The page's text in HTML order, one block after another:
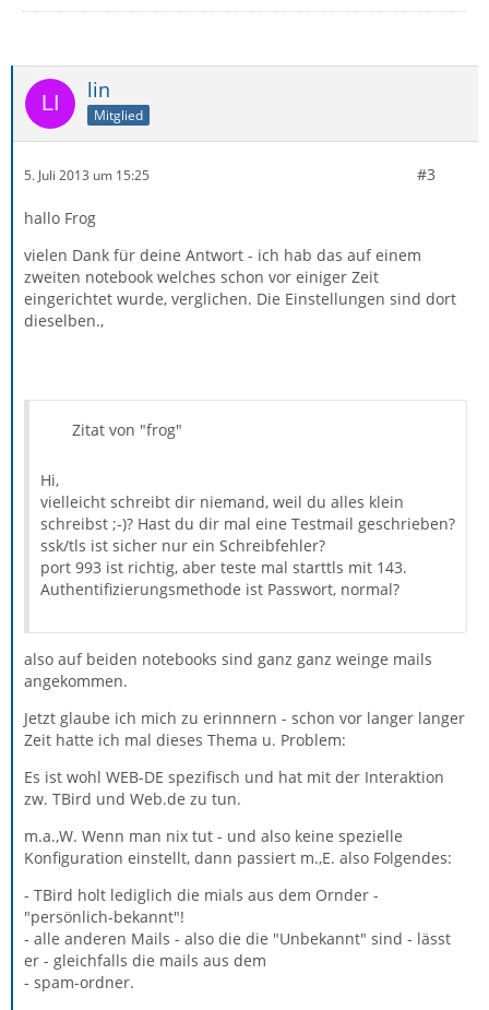
lin
Mitglied
5. Juli 2013 um 15:25 #3
hallo Frog
vielen Dank für deine Antwort - ich hab das auf einem
zweiten notebook welches schon vor einiger Zeit
eingerichtet wurde, verglichen. Die Einstellungen sind dort
dieselben.,
Zitat von "frog"
Hi,
vielleicht schreibt dir niemand, weil du alles klein
schreibst ;-)? Hast du dir mal eine Testmail geschrieben?
ssk/tls ist sicher nur ein Schreibfehler?
port 993 ist richtig, aber teste mal starttls mit 143.
Authentifizierungsmethode ist Passwort, normal?
also auf beiden notebooks sind ganz ganz weinge mails
angekommen.
Jetzt glaube ich mich zu erinnnern - schon vor langer langer
Zeit hatte ich mal dieses Thema u. Problem:
Es ist wohl WEB-DE spezifisch und hat mit der Interaktion
zw. TBird und Web.de zu tun.
m.a.,W. Wenn man nix tut - und also keine spezielle
Konfiguration einstellt, dann passiert m.,E. also Folgendes:
- TBird holt lediglich die mials aus dem Ornder -
"persönlich-bekannt"!
- alle anderen Mails - also die die "Unbekannt" sind - lässt
er - gleichfalls die mails aus dem
- spam-ordner.